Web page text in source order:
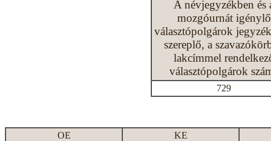
A névjegyzékben és
mozgóurnát igénylő
választópolgárok
szereplő, a
lakcímmel
választópolgárok
729
OE
KE